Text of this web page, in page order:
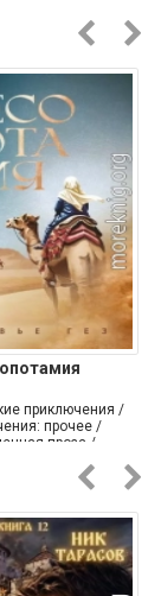
приключения /
прочее /
проза /